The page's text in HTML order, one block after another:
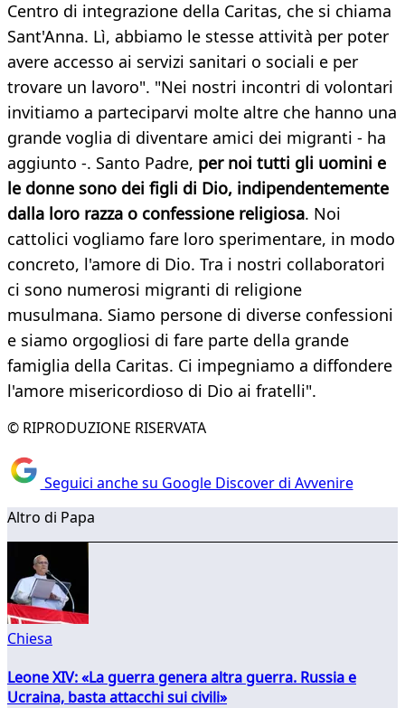
Centro di integrazione della Caritas, che si chiama
Sant'Anna. Lì, abbiamo le stesse attività per poter
avere accesso ai servizi sanitari o sociali e per
trovare un lavoro". "Nei nostri incontri di volontari
invitiamo a parteciparvi molte altre che hanno una
grande voglia di diventare amici dei migranti - ha
aggiunto -. Santo Padre, per noi tutti gli uomini e
le donne sono dei figli di Dio, indipendentemente
dalla loro razza o confessione religiosa. Noi
cattolici vogliamo fare loro sperimentare, in modo
concreto, l'amore di Dio. Tra i nostri collaboratori
ci sono numerosi migranti di religione
musulmana. Siamo persone di diverse confessioni
e siamo orgogliosi di fare parte della grande
famiglia della Caritas. Ci impegniamo a diffondere
l'amore misericordioso di Dio ai fratelli".
© RIPRODUZIONE RISERVATA
Seguici anche su Google Discover di Avvenire
Altro di Papa
Chiesa
Leone XIV: «La guerra genera altra guerra. Russia e
Ucraina, basta attacchi sui civili»